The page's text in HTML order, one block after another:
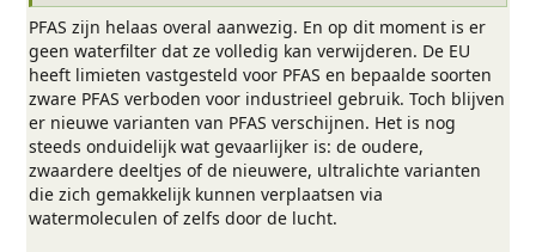
PFAS zijn helaas overal aanwezig. En op dit moment is er
geen waterfilter dat ze volledig kan verwijderen. De EU
heeft limieten vastgesteld voor PFAS en bepaalde soorten
zware PFAS verboden voor industrieel gebruik. Toch blijven
er nieuwe varianten van PFAS verschijnen. Het is nog
steeds onduidelijk wat gevaarlijker is: de oudere,
zwaardere deeltjes of de nieuwere, ultralichte varianten
die zich gemakkelijk kunnen verplaatsen via
watermoleculen of zelfs door de lucht.